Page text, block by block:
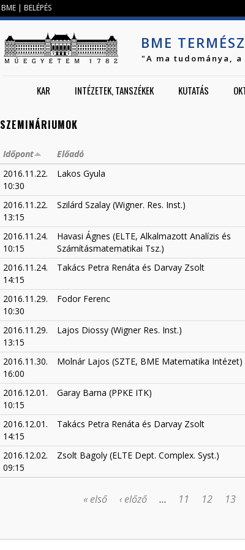
BME | BELÉPÉS
BME
"A ma tudománya,
KAR INTÉZETEK, TANSZÉKEK KUTATÁS
SZEMINÁRIUMOK
Időpont Előadó
2016.11.22.
10:30
Lakos Gyula
2016.11.22.
13:15
Szilárd Szalay (Wigner. Res. Inst.)
2016.11.24.
10:15
Havasi Ágnes (ELTE, Alkalmazott Analízis és
Számításmatematikai Tsz.)
2016.11.24.
14:15
Takács Petra Renáta és Darvay Zsolt
2016.11.29.
10:30
Fodor Ferenc
2016.11.29.
13:15
Lajos Diossy (Wigner Res. Inst.)
2016.11.30.
16:00
Molnár Lajos (SZTE, BME Matematika Intézet)
2016.12.01.
10:15
Garay Barna (PPKE ITK)
2016.12.01.
14:15
Takács Petra Renáta és Darvay Zsolt
2016.12.02.
09:15
Zsolt Bagoly (ELTE Dept. Complex. Syst.)
« első ‹ előző … 11 12 13